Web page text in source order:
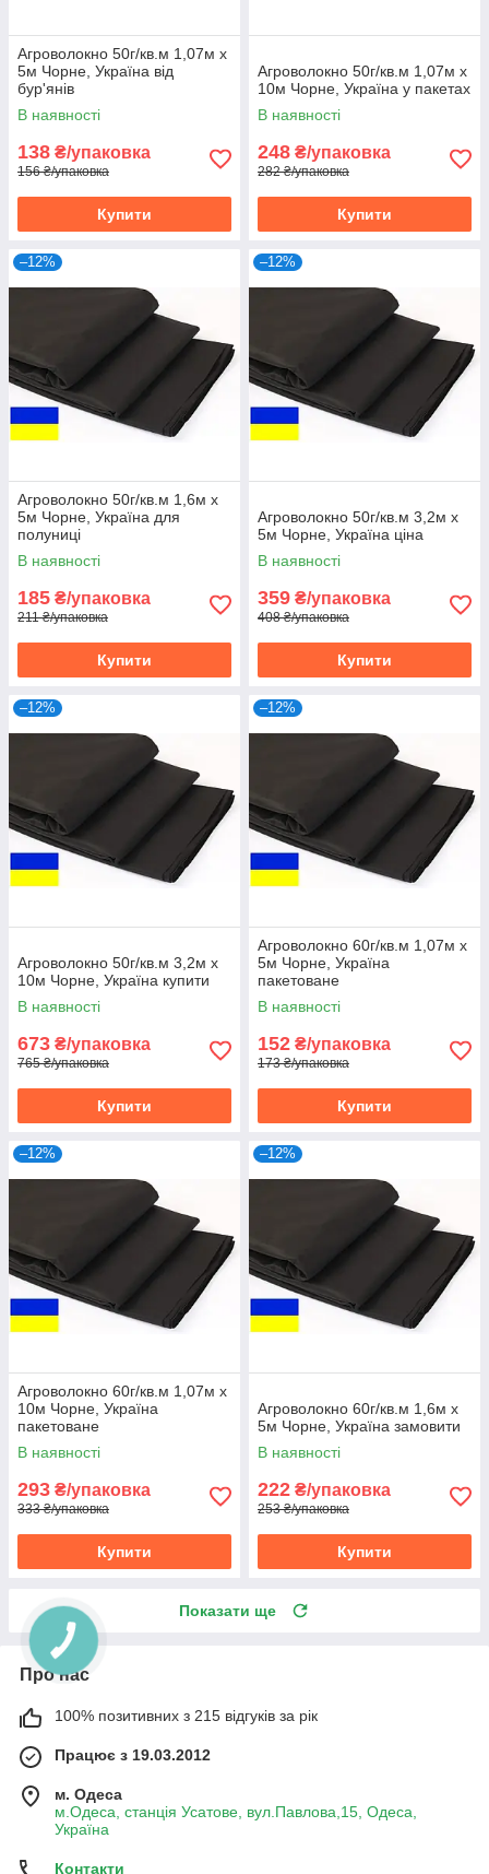
Агроволокно 50г/кв.м 1,07м х
5м Чорне, Україна від
бур'янів
В наявності
138 ₴/упаковка
156 ₴/упаковка
Купити
Агроволокно 50г/кв.м 1,07м х
10м Чорне, Україна у пакетах
В наявності
248 ₴/упаковка
282 ₴/упаковка
Купити
–12%
Агроволокно 50г/кв.м 1,6м х
5м Чорне, Україна для
полуниці
В наявності
185 ₴/упаковка
211 ₴/упаковка
Купити
–12%
Агроволокно 50г/кв.м 3,2м х
5м Чорне, Україна ціна
В наявності
359 ₴/упаковка
408 ₴/упаковка
Купити
–12%
Агроволокно 50г/кв.м 3,2м х
10м Чорне, Україна купити
В наявності
673 ₴/упаковка
765 ₴/упаковка
Купити
–12%
Агроволокно 60г/кв.м 1,07м х
5м Чорне, Україна
пакетоване
В наявності
152 ₴/упаковка
173 ₴/упаковка
Купити
–12%
Агроволокно 60г/кв.м 1,07м х
10м Чорне, Україна
пакетоване
В наявності
293 ₴/упаковка
333 ₴/упаковка
Купити
–12%
Агроволокно 60г/кв.м 1,6м х
5м Чорне, Україна замовити
В наявності
222 ₴/упаковка
253 ₴/упаковка
Купити
Показати ще
Про нас
100% позитивних з 215 відгуків за рік
Працює з 19.03.2012
м. Одеса
м.Одеса, станція Усатове, вул.Павлова,15, Одеса,
Україна
Контакти